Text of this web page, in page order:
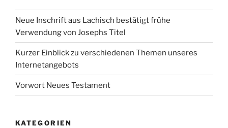
Neue Inschrift aus Lachisch bestätigt frühe
Verwendung von Josephs Titel
Kurzer Einblick zu verschiedenen Themen unseres
Internetangebots
Vorwort Neues Testament
KATEGORIEN